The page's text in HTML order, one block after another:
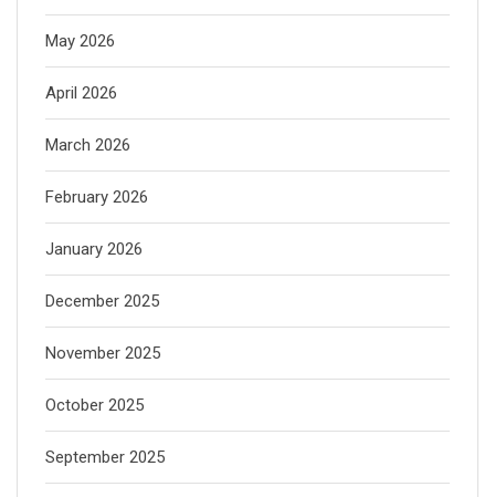
May 2026
April 2026
March 2026
February 2026
January 2026
December 2025
November 2025
October 2025
September 2025